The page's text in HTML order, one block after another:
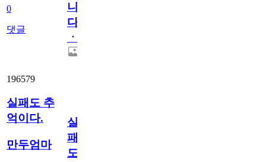
0
댓글
니
다
ㆍ
196579
실패도 추
억이다.
만두엄마
실
패
도